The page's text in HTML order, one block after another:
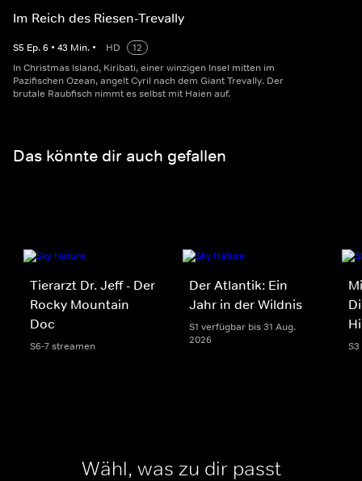
Im Reich des Riesen-Trevally
S5 Ep.6 • 43 Min. • HD
12
In Christmas Island, Kiribati, einer winzigen Insel mitten im
Pazifischen Ozean, angelt Cyril nach dem Giant Trevally. Der
brutale Raubfisch nimmt es selbst mit Haien auf.
Das könnte dir auch gefallen
Tierarzt Dr. Jeff - Der
Rocky Mountain
Doc
S6-7 streamen
Der Atlantik: Ein
Jahr in der Wildnis
S1 verfügbar bis 31 Aug.
2026
Wähl, was zu dir passt